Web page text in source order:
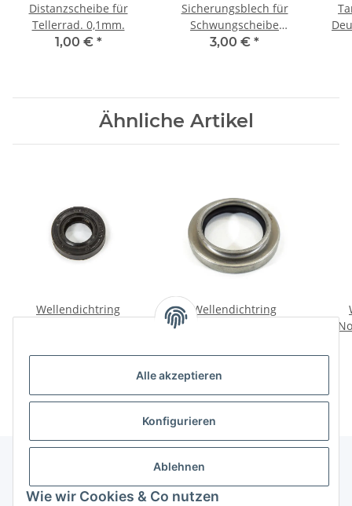
Alle akzeptieren
Konfigurieren
Ablehnen
Wie wir Cookies & Co nutzen
Distanzscheibe für
Tellerrad. 0,1mm.
1,00 € *
Sicherungsblech für
Schwungscheibe
Deutsch Ural, Dnepr,
3,00 € *
Ähnliche Artikel
Wellendichtring
Wellendichtring
Kurbelwelle vorne Wolga
Informationen